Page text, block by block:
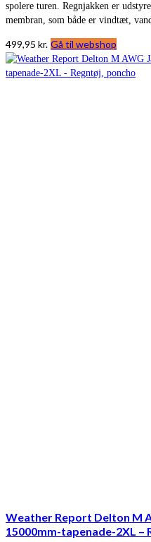
spolere turen. Regnjakken er
membran, som både er vindtæt,
499,95 kr. Gå til webshop
Weather Report Delton M
15000mm-tapenade-2XL –